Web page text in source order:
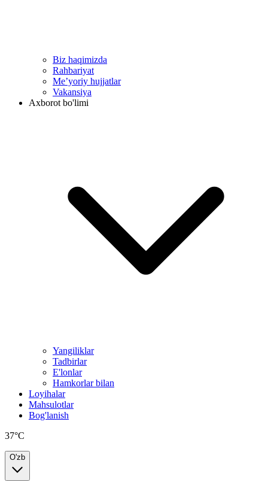
Biz haqimizda
Rahbariyat
Me’yoriy hujjatlar
Vakansiya
Axborot bo'limi
Yangiliklar
Tadbirlar
E'lonlar
Hamkorlar bilan
Loyihalar
Mahsulotlar
Bog'lanish
37°C
O'zb